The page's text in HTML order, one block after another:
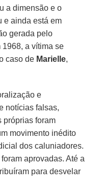
a dimensão e o
e ainda está em
gerada pelo
1968, a vítima se
caso de Marielle,
e
notícias falsas,
próprias foram
movimento inédito
dos caluniadores.
aprovadas. Até a
para desvelar